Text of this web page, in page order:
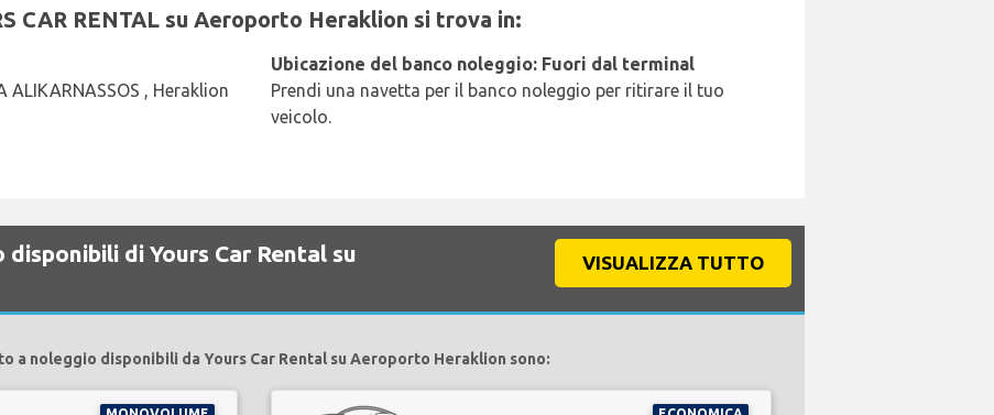
CAR RENTAL su Aeroporto Heraklion si trova in:
ALIKARNASSOS , Heraklion
Ubicazione del banco noleggio: Fuori dal terminal
Prendi una navetta per il banco noleggio per ritirare il tuo
veicolo.
di Yours Car Rental su
VISUALIZZA TUTTO
a noleggio disponibili da Yours Car Rental su Aeroporto Heraklion sono: